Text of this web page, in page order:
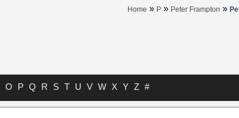
Home » P » Peter Frampton »
O P Q R S T U V W X Y Z #